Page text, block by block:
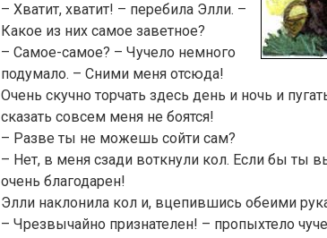
– Хватит, хватит! – перебила Элли. –
Какое из них самое заветное?
– Самое-самое? – Чучело немного
подумало. – Сними меня отсюда!
Очень скучно торчать здесь день и ночь и
сказать совсем меня не боятся!
– Разве ты не можешь сойти сам?
– Нет, в меня сзади воткнули кол. Если бы ты
очень благодарен!
Элли наклонила кол и, вцепившись обеими
– Чрезвычайно признателен! – пропыхтело